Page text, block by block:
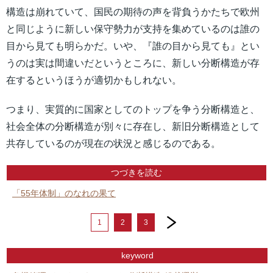
構造は崩れていて、国民の期待の声を背負うかたちで欧州
と同じように新しい保守勢力が支持を集めているのは誰の
目から見ても明らかだ。いや、『誰の目から見ても』とい
うのは実は間違いだというところに、新しい分断構造が存
在するというほうが適切かもしれない。
つまり、実質的に国家としてのトップを争う分断構造と、
社会全体の分断構造が別々に存在し、新旧分断構造として
共存しているのが現在の状況と感じるのである。
つづきを読む
「55年体制」のなれの果て
1 2 3
next
keyword